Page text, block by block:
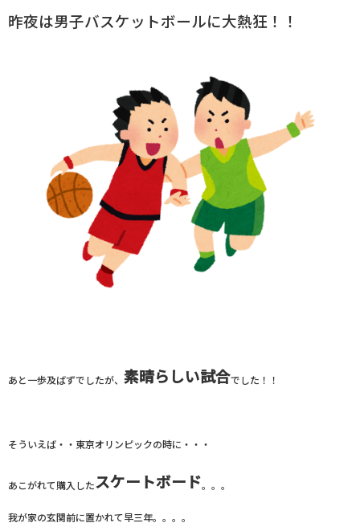
昨夜は男子バスケットボールに大熱狂！！
あと一歩及ばずでしたが、 素晴らしい試合でした！！
そういえば・・東京オリンピックの時に・・・
あこがれて購入したスケートボード。。。
我が家の玄関前に置かれて早三年。。。。